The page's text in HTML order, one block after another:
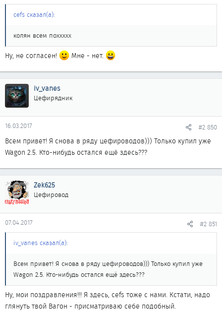
cefs сказал(а):
колян всем поххххх
Ну, не согласен! Мне - нет.
iv_vanes
Цефирядник
16.03.2017 #2 850
Всем привет! Я снова в ряду цефироводов))) Только купил уже
Wagon 2.5. Кто-нибудь остался ещё здесь???
Zek625
Цефировод
07.04.2017 #2 851
iv_vanes сказал(а):
Всем привет! Я снова в ряду цефироводов))) Только купил уже
Wagon 2.5. Кто-нибудь остался ещё здесь???
Ну, мои поздравления!!! Я здесь, cefs тоже с нами. Кстати, надо
глянуть твой Вагон - присматриваю себе подобный.